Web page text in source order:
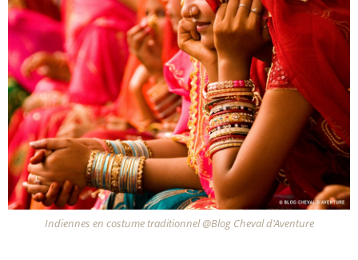
Indiennes en costume traditionnel @Blog Cheval d'Aventure